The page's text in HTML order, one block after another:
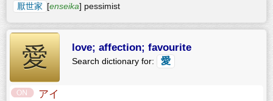
厭世家 [enseika] pessimist
愛 love; affection; favourite
Search dictionary for: 愛
アイ